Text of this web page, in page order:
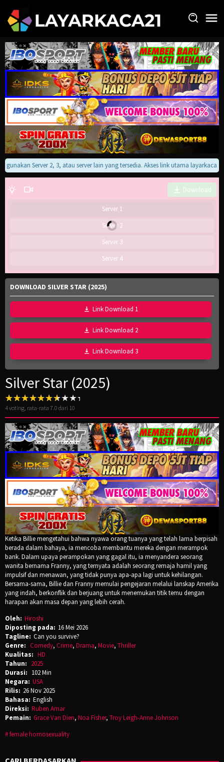
konten
Server 2, 3, atau server lain yang tersedia. Akses link utama layarkaca
Download
Server 1
Server 2
Server 3
Server 4
DOWNLOAD SILVER STAR (2025)
Link Download 1
Link Download 2
Link Download 3
Silver Star (2025)
4voting, rata-rata 7.0 dari 10
Ketika Billie mengetahui bahwa nyawa orang tuanya yang telah lama berpisah
berada dalam bahaya, ia mencoba membantu mereka dengan merampok
bank. Dalam upaya perampokan yang gagal itu, ia menyandera seorang
wanita bernama Franny, yang ternyata adalah seorang remaja hamil yang
impulsif dan menawan, yang tidak punya apa-apa lagi untuk kehilangan.
Bersama-sama, Billie dan Franny memulai pengejaran melalui lanskap Amerika
yang indah, berkonflik dan berjuang untuk menemukan titik temu dengan
harapan akan masa depan yang lebih cerah.
Oleh: Hiroshi
Diposting pada: 16 Mei 2026
Tagline: Can you survive?
Genre: Comedy, Crime, Drama, Movie, Thriller
Kualitas: HD
Tahun: 2025
Durasi: 102 Min
Negara: USA
Rilis: 26 Nov 2025
Bahasa: English
Direksi: Ruben Amar
Pemain: Grace Van Dien, Noa Fisher, Troy Leigh-Anne Johnson
female homosexuality